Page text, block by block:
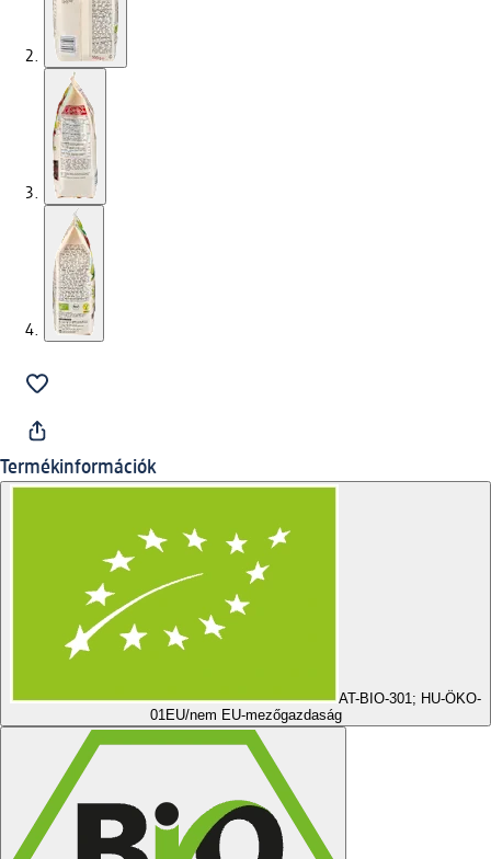
Termékinformációk
AT-BIO-301; HU-ÖKO-
01EU/nem EU-mezőgazdaság